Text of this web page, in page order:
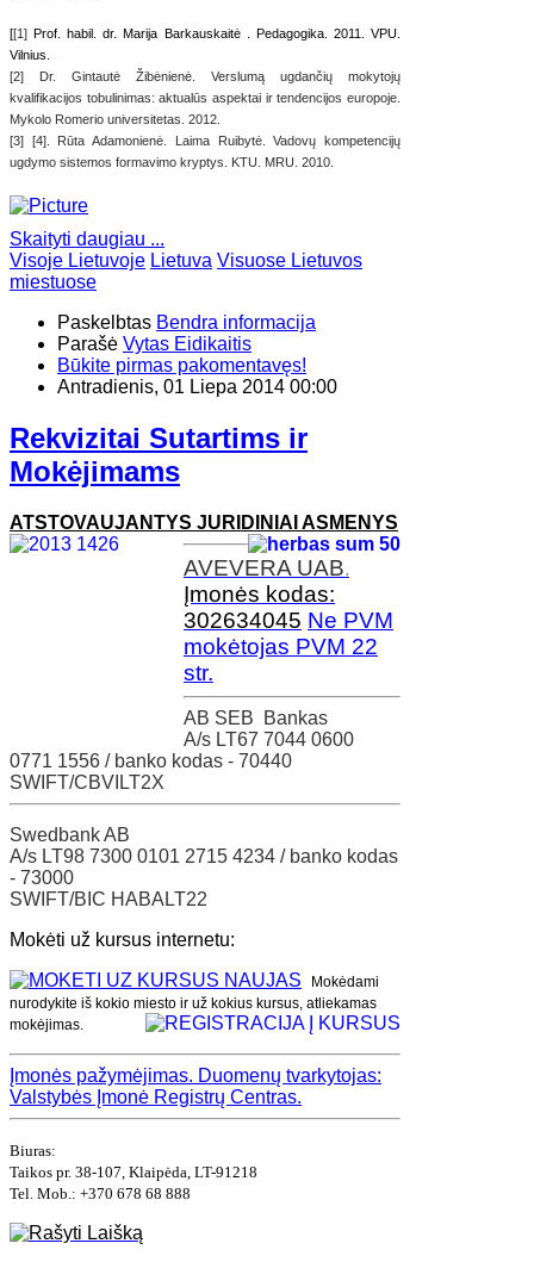
[[1]Prof. habil. dr. Marija Barkauskaitė . Pedagogika. 2011. VPU.
Vilnius.
[2] Dr. Gintautė Žibėnienė. Verslumą ugdančių mokytojų
kvalifikacijos tobulinimas: aktualūs aspektai ir tendencijos europoje.
Mykolo Romerio universitetas. 2012.
[3] [4]. Rūta Adamonienė. Laima Ruibytė. Vadovų kompetencijų
ugdymo sistemos formavimo kryptys. KTU. MRU. 2010.
Skaityti daugiau ...
Visoje Lietuvoje Lietuva Visuose Lietuvos
miestuose
Paskelbtas Bendra informacija
Parašė Vytas Eidikaitis
Būkite pirmas pakomentavęs!
Antradienis, 01 Liepa 2014 00:00
Rekvizitai Sutartims ir
Mokėjimams
ATSTOVAUJANTYS JURIDINIAI ASMENYS
AVEVERA UAB.
Įmonės kodas:
302634045 Ne PVM
mokėtojas PVM 22
str.
AB SEB Bankas
A/s LT67 7044 0600
0771 1556 / banko kodas - 70440
SWIFT/CBVILT2X
Swedbank AB
A/s LT98 7300 0101 2715 4234 / banko kodas
- 73000
SWIFT/BIC HABALT22
Mokėti už kursus internetu:
Mokėdami
nurodykite iš kokio miesto ir už kokius kursus, atliekamas
mokėjimas.
Įmonės pažymėjimas. Duomenų tvarkytojas:
Valstybės Įmonė Registrų Centras.
Biuras:
Taikos pr. 38-107, Klaipėda, LT-91218
Tel. Mob.: +370 678 68 888